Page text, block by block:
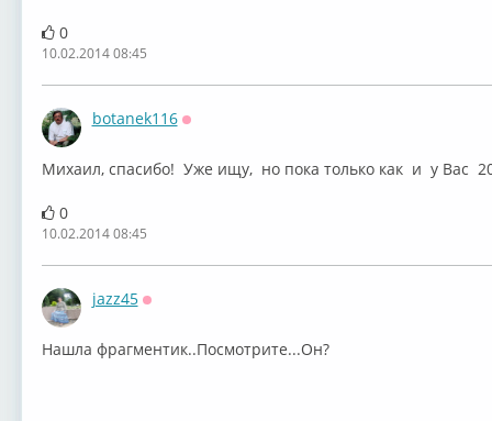
0
10.02.2014 08:45
botanek116
Михаил, спасибо! Уже ищу, но пока только как и у Вас
0
10.02.2014 08:45
jazz45
Нашла фрагментик..Посмотрите...Он?